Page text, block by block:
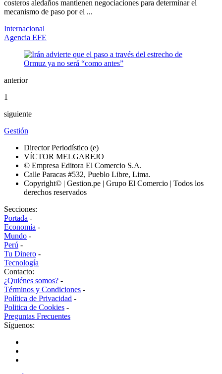
costeros aledaños mantienen negociaciones para determinar el
mecanismo de paso por el ...
Internacional
Agencia EFE
anterior
1
siguiente
Gestión
Director Periodístico (e)
VÍCTOR MELGAREJO
© Empresa Editora El Comercio S.A.
Calle Paracas #532, Pueblo Libre, Lima.
Copyright© | Gestion.pe | Grupo El Comercio | Todos los
derechos reservados
Secciones:
Portada -
Economía -
Mundo -
Perú -
Tu Dinero -
Tecnología
Contacto:
¿Quiénes somos? -
Términos y Condiciones -
Política de Privacidad -
Politica de Cookies -
Preguntas Frecuentes
Síguenos: